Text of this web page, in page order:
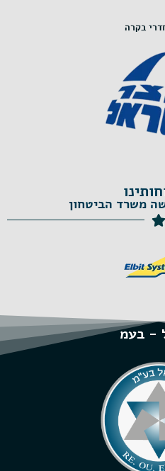
בקרה
משרד הביטחון
- בעמ